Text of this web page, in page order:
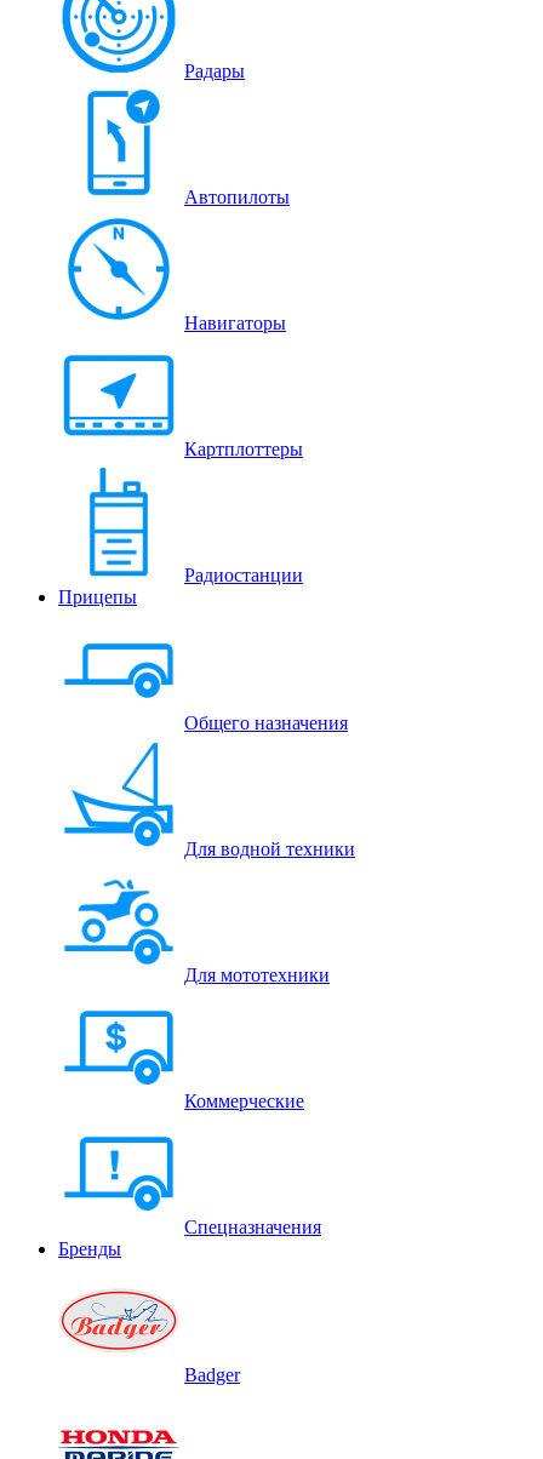
Радары
Автопилоты
Навигаторы
Картплоттеры
Радиостанции
Прицепы
Общего назначения
Для водной техники
Для мототехники
Коммерческие
Спецназначения
Бренды
Badger